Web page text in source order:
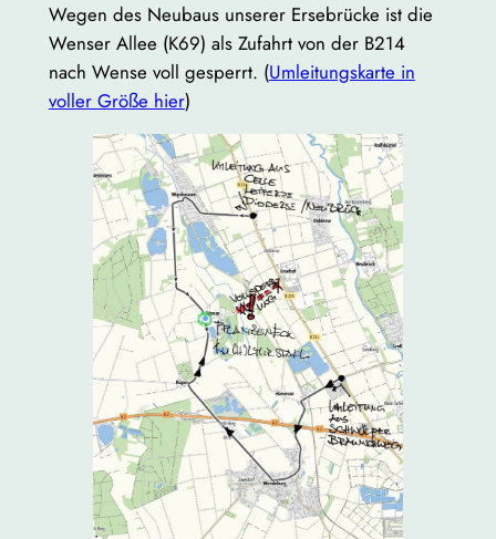
Wegen des Neubaus unserer Ersebrücke ist die
Wenser Allee (K69) als Zufahrt von der B214
nach Wense voll gesperrt. (Umleitungskarte in
voller Größe hier)